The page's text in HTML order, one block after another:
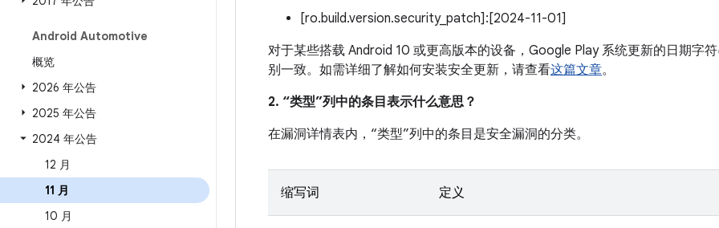
Android Automotive
概览
2026 年公告
2025 年公告
2024 年公告
12 月
11 月
10 月
[ro.build.version.security_patch]:[2024-11-01]
对于某些搭载 Android 10 或更高版本的设备，Google Play 系统更新的日期字
别一致。如需详细了解如何安装安全更新，请查看这篇文章。
2. “类型”列中的条目表示什么意思？
在漏洞详情表内，“类型”列中的条目是安全漏洞的分类。
缩写词 定义